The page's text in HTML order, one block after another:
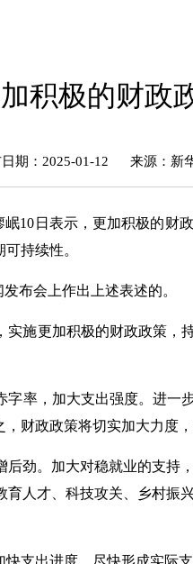
积极的财政
期：2025-01-12 来源：新
10日表示，更加积极的财
持续性。
布会上作出上述表述的。
更加积极的财政政策，
，加大支出强度。进一
财政政策将切实加大力度，
。加大对稳就业的支持
人才、科技攻关、乡村
出进度，尽快形成实际支